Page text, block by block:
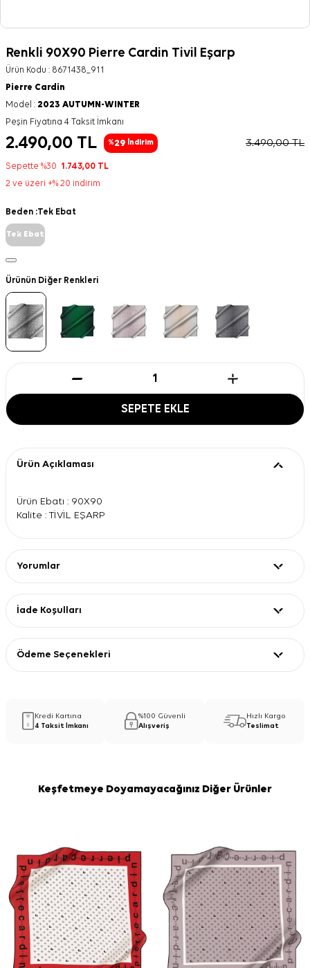
Renkli 90X90 Pierre Cardin Tivil Eşarp
Ürün Kodu : 8671438_911
Pierre Cardin
Model : 2023 AUTUMN-WINTER
Peşin Fiyatına 4 Taksit İmkanı
2.490,00 TL %29 İndirim 3.490,00TL
Sepette %30 1.743,00 TL
2 ve üzeri +% 20 indirim
Beden :Tek Ebat
Tek Ebat
Ürünün Diğer Renkleri
SEPETE EKLE
Ürün Açıklaması
Ürün Ebatı : 90X90
Kalite : TİVİL EŞARP
Yorumlar
İade Koşulları
Ödeme Seçenekleri
Kredi Kartına
4 Taksit İmkanı
%100 Güvenli
Alışveriş
Hızlı Kargo
Teslimat
Keşfetmeye Doyamayacağınız Diğer Ürünler